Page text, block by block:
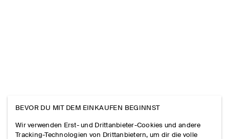
BEVOR DU MIT DEM EINKAUFEN BEGINNST
Wir verwenden Erst- und Drittanbieter-Cookies und andere
Tracking-Technologien von Drittanbietern, um dir die volle